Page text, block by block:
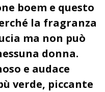
boem e questo
la fragranza
ma non può
donna.
e audace
verde, piccante